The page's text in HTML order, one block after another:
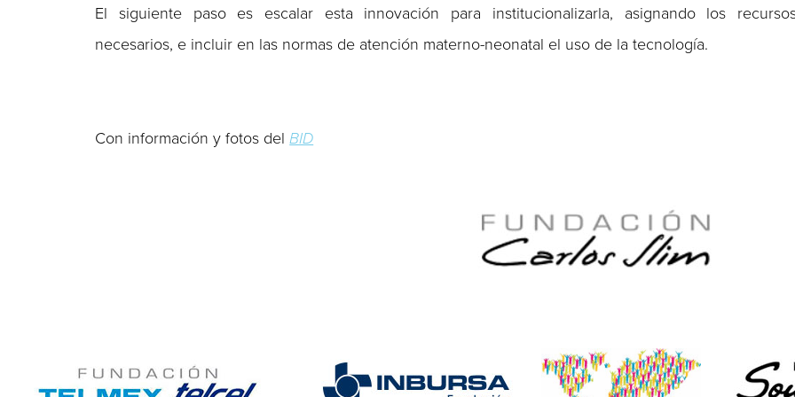
El siguiente paso es escalar esta innovación para institucionalizarla, asignando los
necesarios, e incluir en las normas de atención materno-neonatal el uso de la tecnología.
Con información y fotos delBID